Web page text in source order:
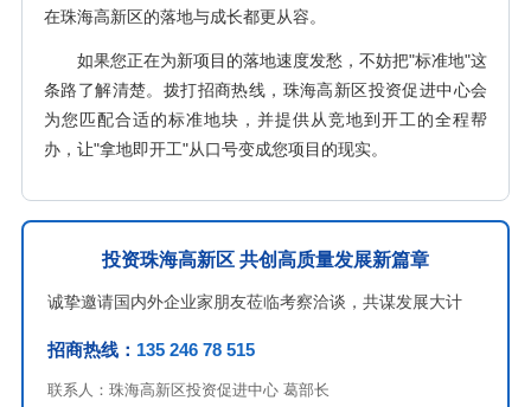
在珠海高新区的落地与成长都更从容。
如果您正在为新项目的落地速度发愁，不妨把"标准地"这
条路了解清楚。拨打招商热线，珠海高新区投资促进中心会
为您匹配合适的标准地块，并提供从竞地到开工的全程帮
办，让"拿地即开工"从口号变成您项目的现实。
投资珠海高新区 共创高质量发展新篇章
诚挚邀请国内外企业家朋友莅临考察洽谈，共谋发展大计
招商热线： 135 246 78 515
联系人：珠海高新区投资促进中心 葛部长